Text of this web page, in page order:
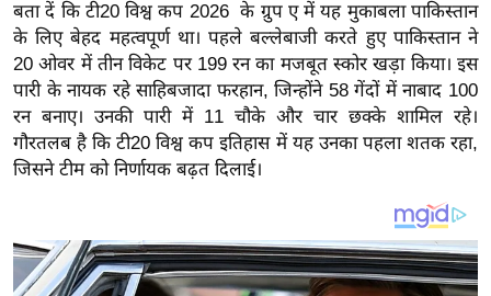
शे
ष
ज्ञ
रा
य
ब
खे
बता दें कि टी20 विश्व कप 2026 के ग्रुप ए में यह मुकाबला पाकिस्तान
के लिए बेहद महत्वपूर्ण था। पहले बल्लेबाजी करते हुए पाकिस्तान ने
20 ओवर में तीन विकेट पर 199 रन का मजबूत स्कोर खड़ा किया। इस
पारी के नायक रहे साहिबजादा फरहान, जिन्होंने 58 गेंदों में नाबाद 100
रन बनाए। उनकी पारी में 11 चौके और चार छक्के शामिल रहे।
गौरतलब है कि टी20 विश्व कप इतिहास में यह उनका पहला शतक रहा,
जिसने टीम को निर्णायक बढ़त दिलाई।